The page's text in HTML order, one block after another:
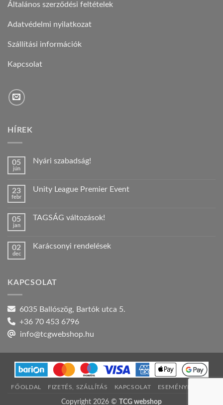
Általános szerződési feltételek
Adatvédelmi nyilatkozat
Szállítási információk
Kapcsolat
HÍREK
05
jún
Nyári szabadság!
Nyári
23
febr
Unity League Premier Event
Unity
bejegyzéshez
05
jan
TAGSÁG változások!
TAGSÁG
02
dec
Karácsonyi rendelések
rendelések
KAPCSOLAT
6035 Ballószög, Bartók utca 5.
+36 70 453 6796
info@tcgwebshop.hu
FŐOLDAL FIZETÉS, SZÁLLÍTÁS KAPCSOLAT ESEMÉNYNAPTÁR
Copyright 2026 © TCG webshop